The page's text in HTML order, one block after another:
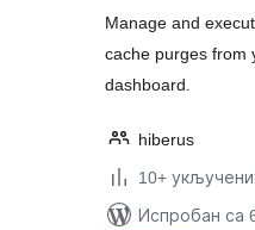
Manage and
cache purges from
dashboard.
hiberus
10+
Испробан са